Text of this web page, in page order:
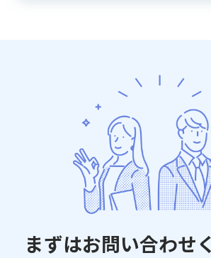
まずはお問い合わせ